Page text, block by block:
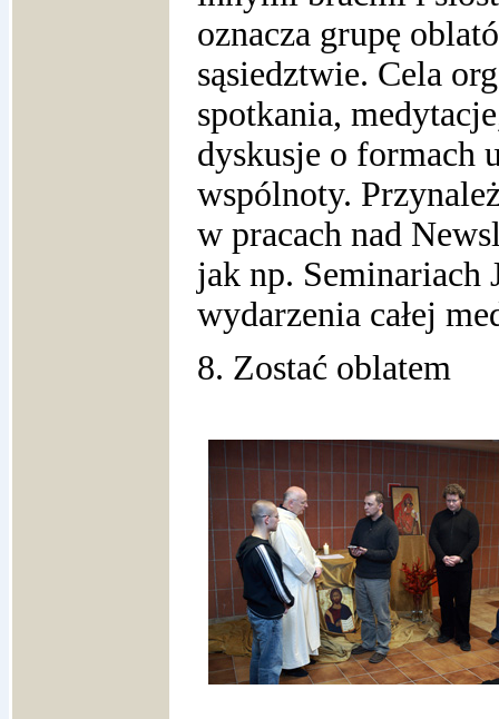
oznacza grupę
sąsiedztwie. Cela
spotkania,
dyskusje o formach
wspólnoty.
w pracach nad
jak np. Seminariach
wydarzenia całej
8. Zostać oblatem